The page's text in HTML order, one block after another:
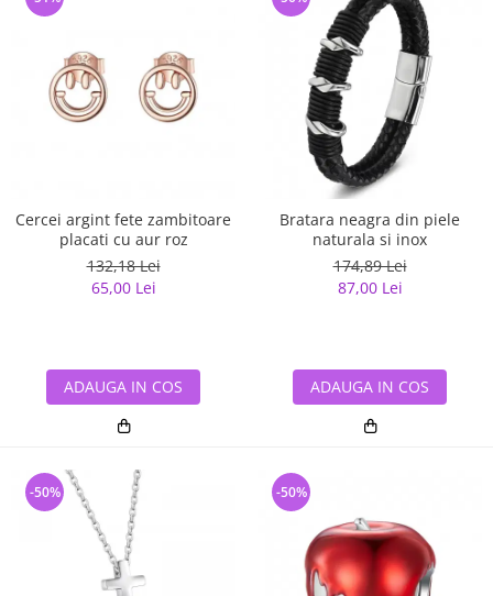
Cercei argint fete zambitoare
placati cu aur roz
132,18 Lei
65,00 Lei
ADAUGA IN COS
Bratara neagra din piele
naturala si inox
174,89 Lei
87,00 Lei
ADAUGA IN COS
-50% -50%